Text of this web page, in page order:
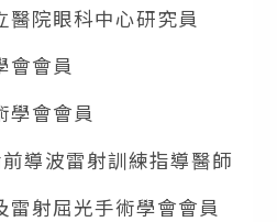
醫院眼科中心研究員
會會員
學會會員
導波雷射訓練指導醫師
雷射屈光手術學會會員